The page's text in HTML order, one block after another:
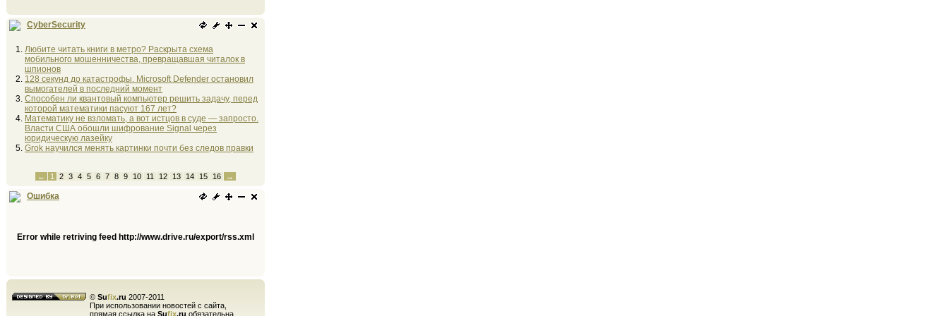
CyberSecurity
Любите читать книги в метро? Раскрыта схема
мобильного мошенничества, превращавшая читалок в
шпионов
128 секунд до катастрофы. Microsoft Defender остановил
вымогателей в последний момент
Способен ли квантовый компьютер решить задачу, перед
которой математики пасуют 167 лет?
Математику не взломать, а вот истцов в суде — запросто.
Власти США обошли шифрование Signal через
юридическую лазейку
Grok научился менять картинки почти без следов правки
← 1 2 3 4 5 6 7 8 9 10 11 12 13 14 15 16 →
Ошибка
Error while retriving feed http://www.drive.ru/export/rss.xml
© Sufix.ru 2007-2011
При использовании новостей с сайта,
прямая ссылка на Sufix.ru обязательна